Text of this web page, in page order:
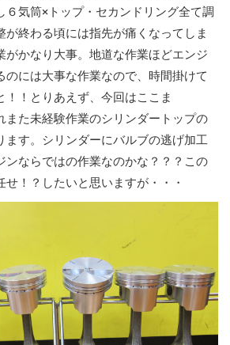
６気筒×トップ・セカンドリング全て調
が終わる頃には指先が痛くなってしま
がかなり大事。地道な作業ほどエンジ
のには大事な作業なので、時間掛けて
！！とりあえず、今回はここま
また未経験作業のシリンダートップの
ます。シリンダーにバルブの逃げ加工
ンならではの作業なのかな？？？この
！？したいと思いますが・・・